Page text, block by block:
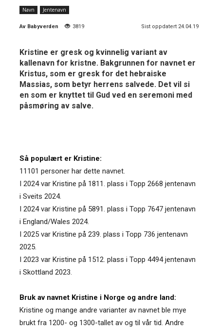
Navn Jentenavn
Av Babyverden 3819 Sist oppdatert 24.04.19
Kristine er gresk og kvinnelig variant av
kallenavn for kristne. Bakgrunnen for navnet er
Kristus, som er gresk for det hebraiske
Massias, som betyr herrens salvede. Det vil si
en som er knyttet til Gud ved en seremoni med
påsmøring av salve.
Så populært er Kristine:
11101 personer har dette navnet.
I 2024 var Kristine på 1811. plass i Topp 2668 jentenavn
i Sveits 2024.
I 2024 var Kristine på 5891. plass i Topp 7647 jentenavn
i England/Wales 2024.
I 2025 var Kristine på 239. plass i Topp 736 jentenavn
2025.
I 2023 var Kristine på 1512. plass i Topp 4494 jentenavn
i Skottland 2023.
Bruk av navnet Kristine i Norge og andre land:
Kristine og mange andre varianter av navnet ble mye
brukt fra 1200- og 1300-tallet av og til vår tid. Andre